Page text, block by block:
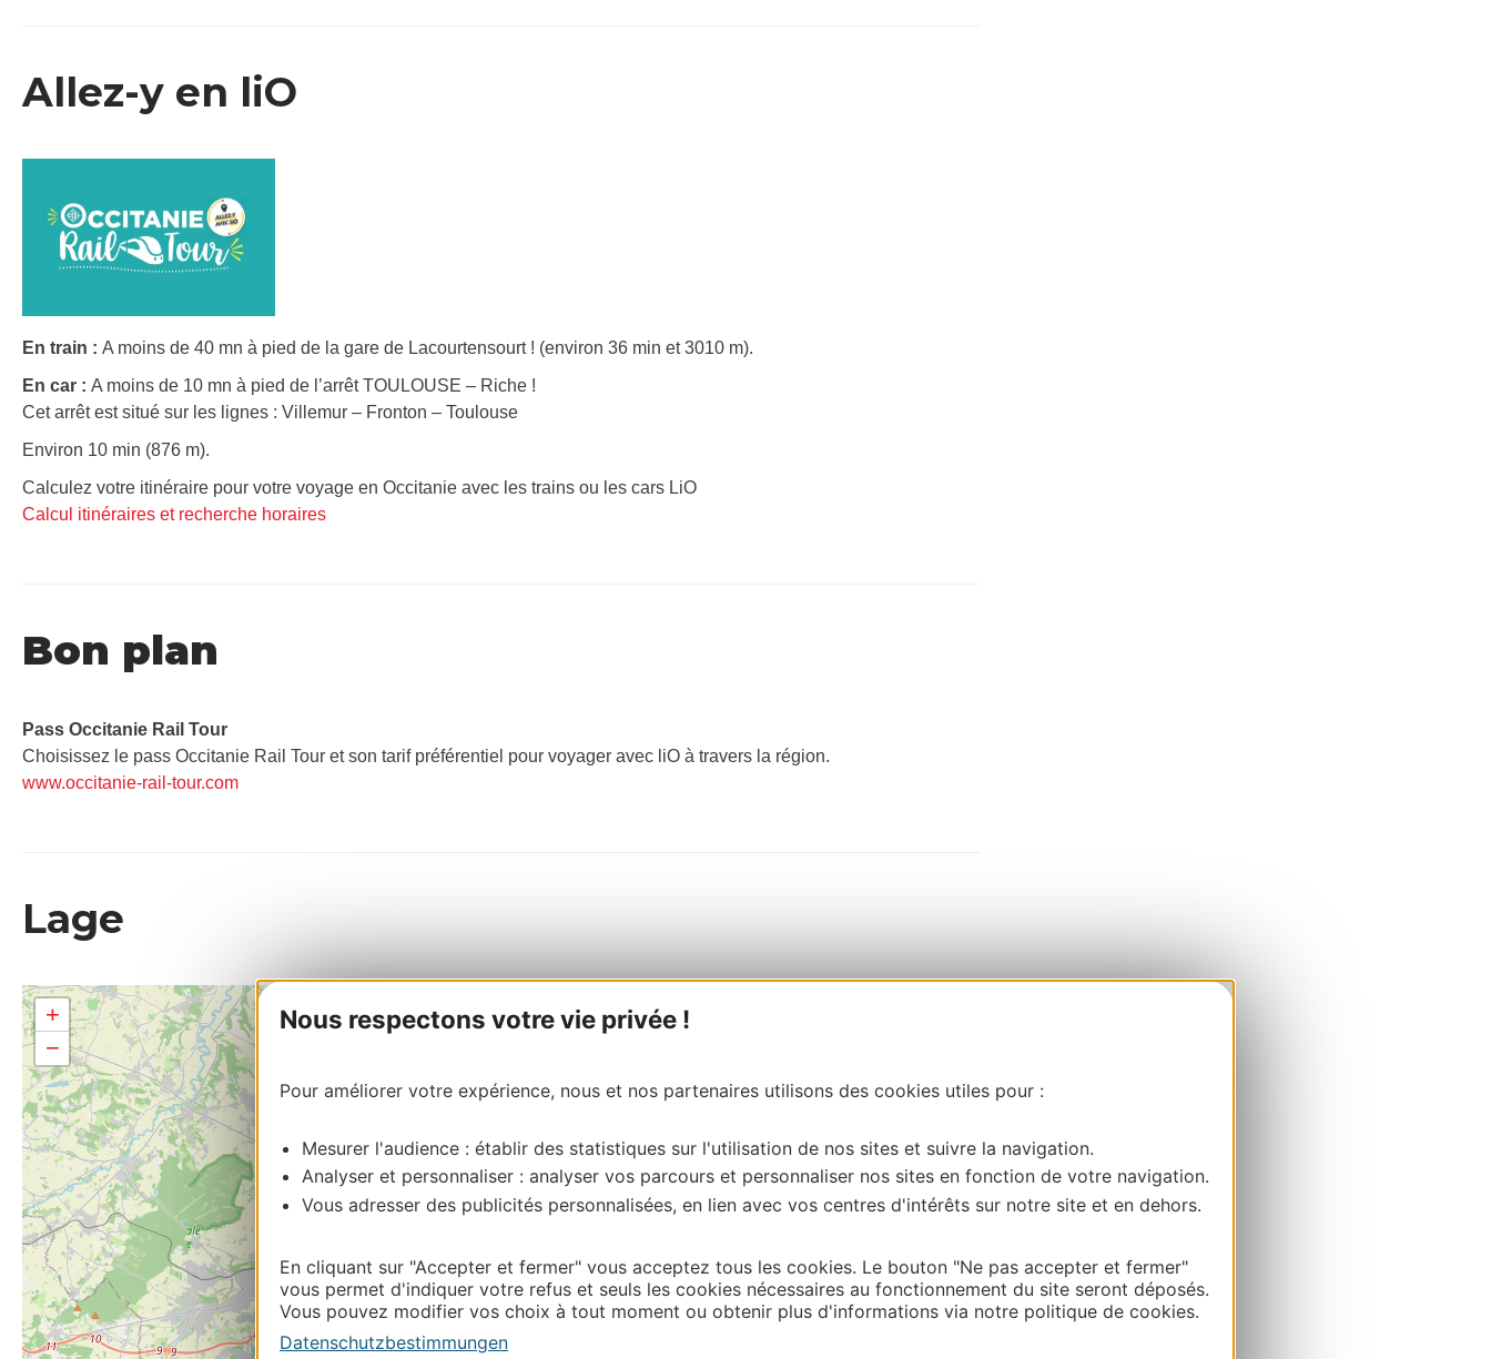
Nous respectons votre vie privée !
Pour améliorer votre expérience, nous et nos partenaires utilisons des cookies utiles pour :
Mesurer l'audience : établir des statistiques sur l'utilisation de nos sites et suivre la navigation.
Analyser et personnaliser : analyser vos parcours et personnaliser nos sites en fonction de votre navigation.
Vous adresser des publicités personnalisées, en lien avec vos centres d'intérêts sur notre site et en dehors.
En cliquant sur "Accepter et fermer" vous acceptez tous les cookies. Le bouton "Ne pas accepter et fermer"
vous permet d'indiquer votre refus et seuls les cookies nécessaires au fonctionnement du site seront déposés.
Vous pouvez modifier vos choix à tout moment ou obtenir plus d'informations via notre politique de cookies.
Datenschutzbestimmungen
Allez-y en liO
En train : A moins de 40 mn à pied de la gare de Lacourtensourt ! (environ 36 min et 3010 m).
En car : A moins de 10 mn à pied de l’arrêt TOULOUSE – Riche !
Cet arrêt est situé sur les lignes : Villemur – Fronton – Toulouse
Environ 10 min (876 m).
Calculez votre itinéraire pour votre voyage en Occitanie avec les trains ou les cars LiO
Calcul itinéraires et recherche horaires
Bon plan
Pass Occitanie Rail Tour​
Choisissez le pass Occitanie Rail Tour et son tarif préférentiel pour voyager avec liO à travers la région.
www.occitanie-rail-tour.com
Lage
+
−